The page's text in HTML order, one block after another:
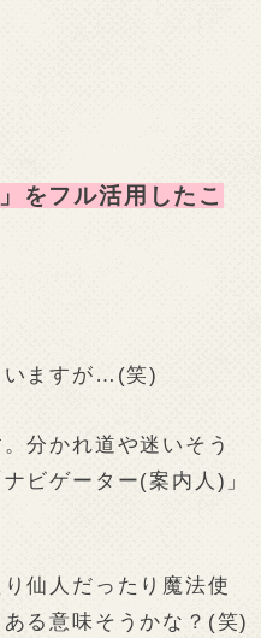
をフル活用したこ
いますが…(笑)
分かれ道や迷いそう
ビゲーター(案内人)」
仙人だったり魔法使
る意味そうかな？(笑)